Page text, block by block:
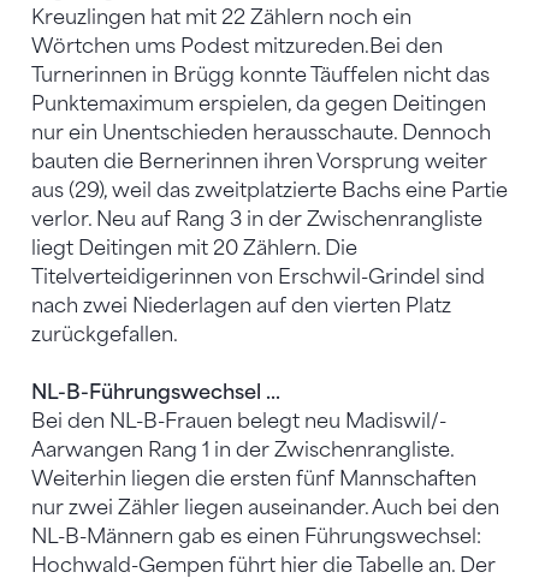
Kreuzlingen hat mit 22 Zählern noch ein
Wörtchen ums Podest mitzureden.Bei den
Turnerinnen in Brügg konnte Täuffelen nicht das
Punktemaximum erspielen, da gegen Deitingen
nur ein Unentschieden herausschaute. Dennoch
bauten die Bernerinnen ihren Vorsprung weiter
aus (29), weil das zweitplatzierte Bachs eine Partie
verlor. Neu auf Rang 3 in der Zwischenrangliste
liegt Deitingen mit 20 Zählern. Die
Titelverteidigerinnen von Erschwil-Grindel sind
nach zwei Niederlagen auf den vierten Platz
zurückgefallen.
NL-B-Führungswechsel ...
Bei den NL-B-Frauen belegt neu Madiswil/-
Aarwangen Rang 1 in der Zwischenrangliste.
Weiterhin liegen die ersten fünf Mannschaften
nur zwei Zähler liegen auseinander. Auch bei den
NL-B-Männern gab es einen Führungswechsel:
Hochwald-Gempen führt hier die Tabelle an. Der